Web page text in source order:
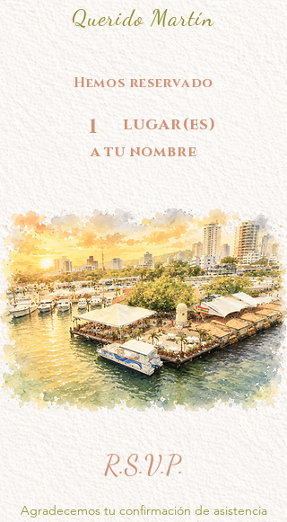
Querido Martín
Hemos reservado
1 lugar(es)
a tu nombre
R.S.V.P.
Agradecemos tu confirmación de asistencia